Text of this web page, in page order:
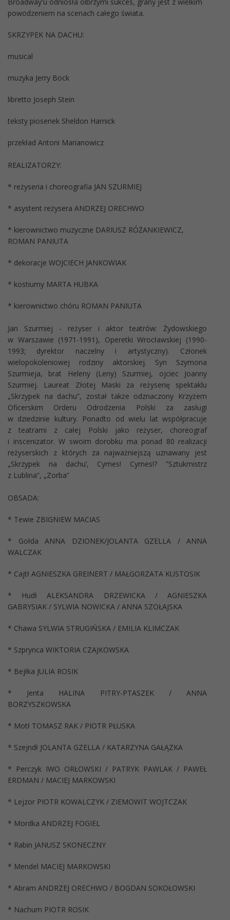
powodzeniem na scenach całego świata.
SKRZYPEK NA DACHU:
musical
muzyka Jerry Bock
libretto Joseph Stein
teksty piosenek Sheldon Harnick
przekład Antoni Marianowicz
REALIZATORZY:
* reżyseria i choreografia JAN SZURMIEJ
* asystent reżysera ANDRZEJ ORECHWO
* kierownictwo muzyczne DARIUSZ RÓŻANKIEWICZ,
ROMAN PANIUTA
* dekoracje WOJCIECH JANKOWIAK
* kostiumy MARTA HUBKA
* kierownictwo chóru ROMAN PANIUTA
Jan Szurmiej - reżyser i aktor teatrów: Żydowskiego
w Warszawie (1971-1991), Operetki Wrocławskiej (1990-
1993; dyrektor naczelny i artystyczny). Członek
wielopokoleniowej rodziny aktorskiej. Syn Szymona
Szurmieja, brat Heleny (Leny) Szurmiej, ojciec Joanny
Szurmiej. Laureat Złotej Maski za reżyserię spektaklu
„Skrzypek na dachu”, został także odznaczony Krzyżem
Oficerskim Orderu Odrodzenia Polski za zasługi
w dziedzinie kultury. Ponadto od wielu lat współpracuje
z teatrami z całej Polski jako reżyser, choreograf
i inscenizator. W swoim dorobku ma ponad 80 realizacji
reżyserskich z których za najważniejszą uznawany jest
„Skrzypek na dachu’, Cymes! Cymes!? ”Sztukmistrz
z Lublina”, „Zorba”
OBSADA:
* Tewie ZBIGNIEW MACIAS
* Gołda ANNA DZIONEK/JOLANTA GZELLA / ANNA
WALCZAK
* Cajtł AGNIESZKA GREINERT / MAŁGORZATA KUSTOSIK
* Hudł ALEKSANDRA DRZEWICKA / AGNIESZKA
GABRYSIAK / SYLWIA NOWICKA / ANNA SZOŁAJSKA
* Chawa SYLWIA STRUGIŃSKA / EMILIA KLIMCZAK
* Szprynca WIKTORIA CZAJKOWSKA
* Bejłka JULIA ROSIK
* Jenta HALINA PITRY-PTASZEK / ANNA
BORZYSZKOWSKA
* Motł TOMASZ RAK / PIOTR PŁUSKA
* Szejndł JOLANTA GZELLA / KATARZYNA GAŁĄZKA
* Perczyk IWO ORŁOWSKI / PATRYK PAWLAK / PAWEŁ
ERDMAN / MACIEJ MARKOWSKI
* Lejzor PIOTR KOWALCZYK / ZIEMOWIT WOJTCZAK
* Mordka ANDRZEJ FOGIEL
* Rabin JANUSZ SKONECZNY
* Mendel MACIEJ MARKOWSKI
* Abram ANDRZEJ ORECHWO / BOGDAN SOKOŁOWSKI
* Nachum PIOTR ROSIK